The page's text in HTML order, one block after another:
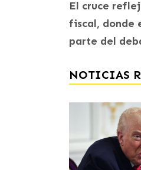
El cruce
fiscal, donde
parte del
NOTICIAS